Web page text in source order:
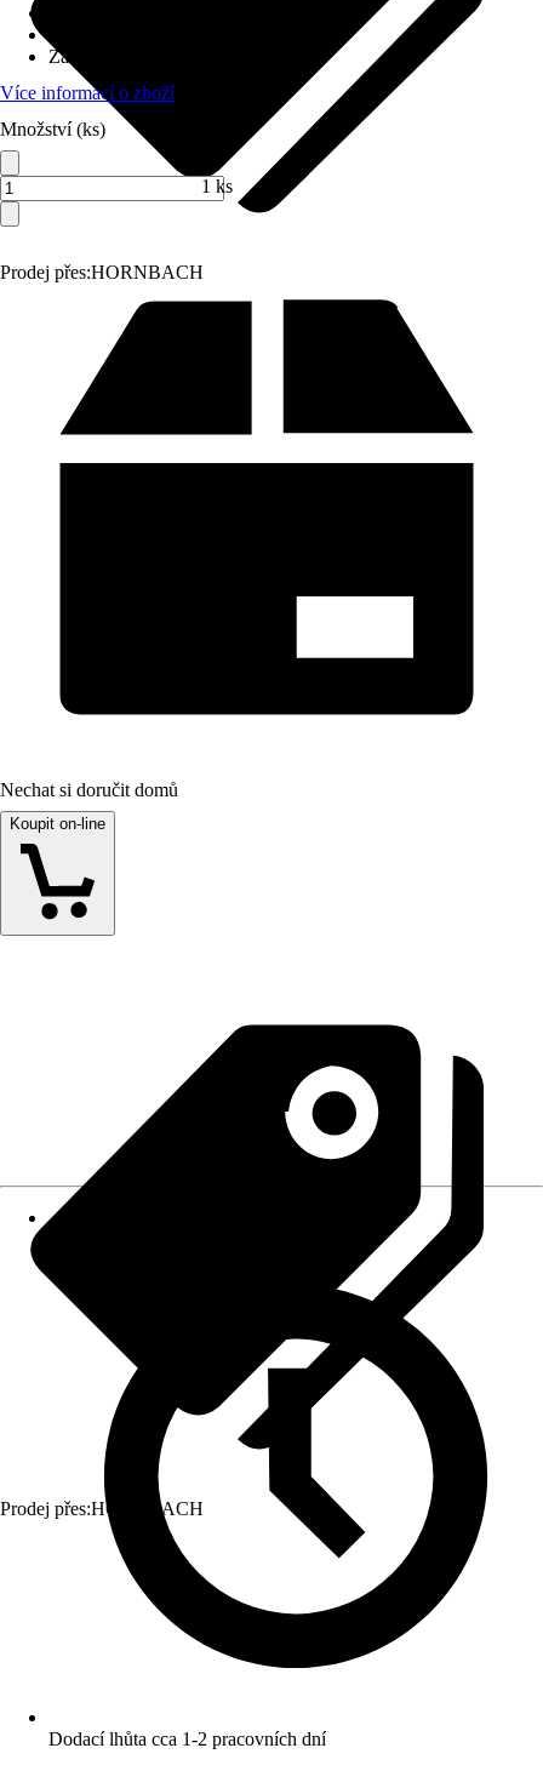
Prodej přes:HORNBACH
Základní barva
Více informací o zboží
Množství (ks)
1 ks
Nechat si doručit domů
Koupit on-line
Prodej přes:HORNBACH
Dodací lhůta cca 1-2 pracovních dní